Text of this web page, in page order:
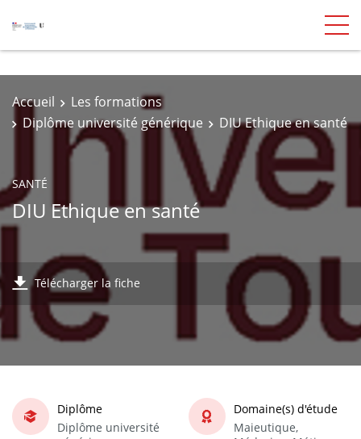
Accueil
Les formations
Diplôme université générique
DIU Ethique en santé
SANTÉ
DIU Ethique en santé
Télécharger la fiche
Diplôme
Diplôme université
Domaine(s) d'étude
Maieutique,